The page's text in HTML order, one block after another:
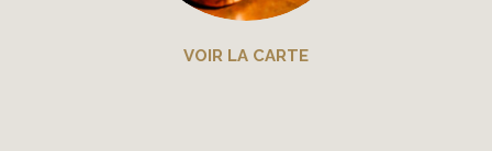
VOIR LA CARTE